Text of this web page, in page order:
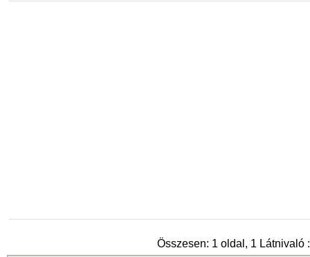
Összesen: 1 oldal, 1 Látnivaló :